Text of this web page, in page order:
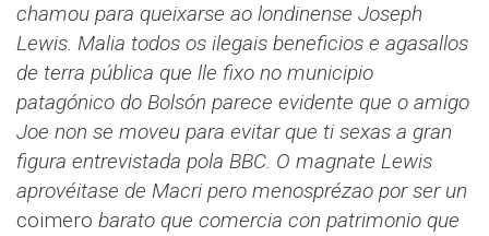
chamou para queixarse ao londinense Joseph
Lewis. Malia todos os ilegais beneficios e agasallos
de terra pública que lle fixo no municipio
patagónico do Bolsón parece evidente que o amigo
Joe non se moveu para evitar que ti sexas a gran
figura entrevistada pola BBC. O magnate Lewis
aprovéitase de Macri pero menosprézao por ser un
coimero barato que comercia con patrimonio que